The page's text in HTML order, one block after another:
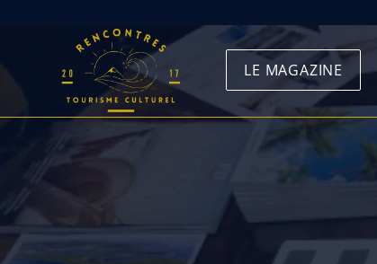
LE MAGAZINE